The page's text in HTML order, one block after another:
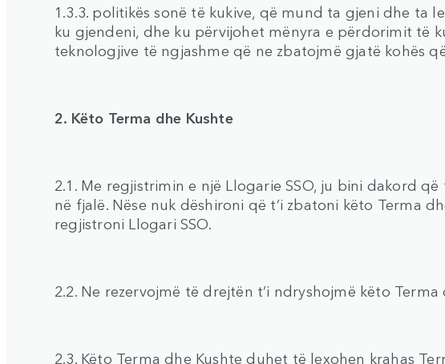
1.3.3. politikës sonë të kukive, që mund ta gjeni dhe ta
ku gjendeni, dhe ku përvijohet mënyra e përdorimit të
teknologjive të ngjashme që ne zbatojmë gjatë kohës
2. Këto Terma dhe Kushte
2.1. Me regjistrimin e një Llogarie SSO, ju bini dakord
në fjalë. Nëse nuk dëshironi që t’i zbatoni këto Terma
regjistroni Llogari SSO.
2.2. Ne rezervojmë të drejtën t’i ndryshojmë këto
2.3. Këto Terma dhe Kushte duhet të lexohen krahas